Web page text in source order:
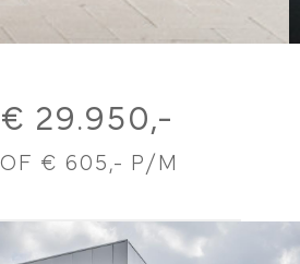
€ 29.950,-
OF € 605,- P/M